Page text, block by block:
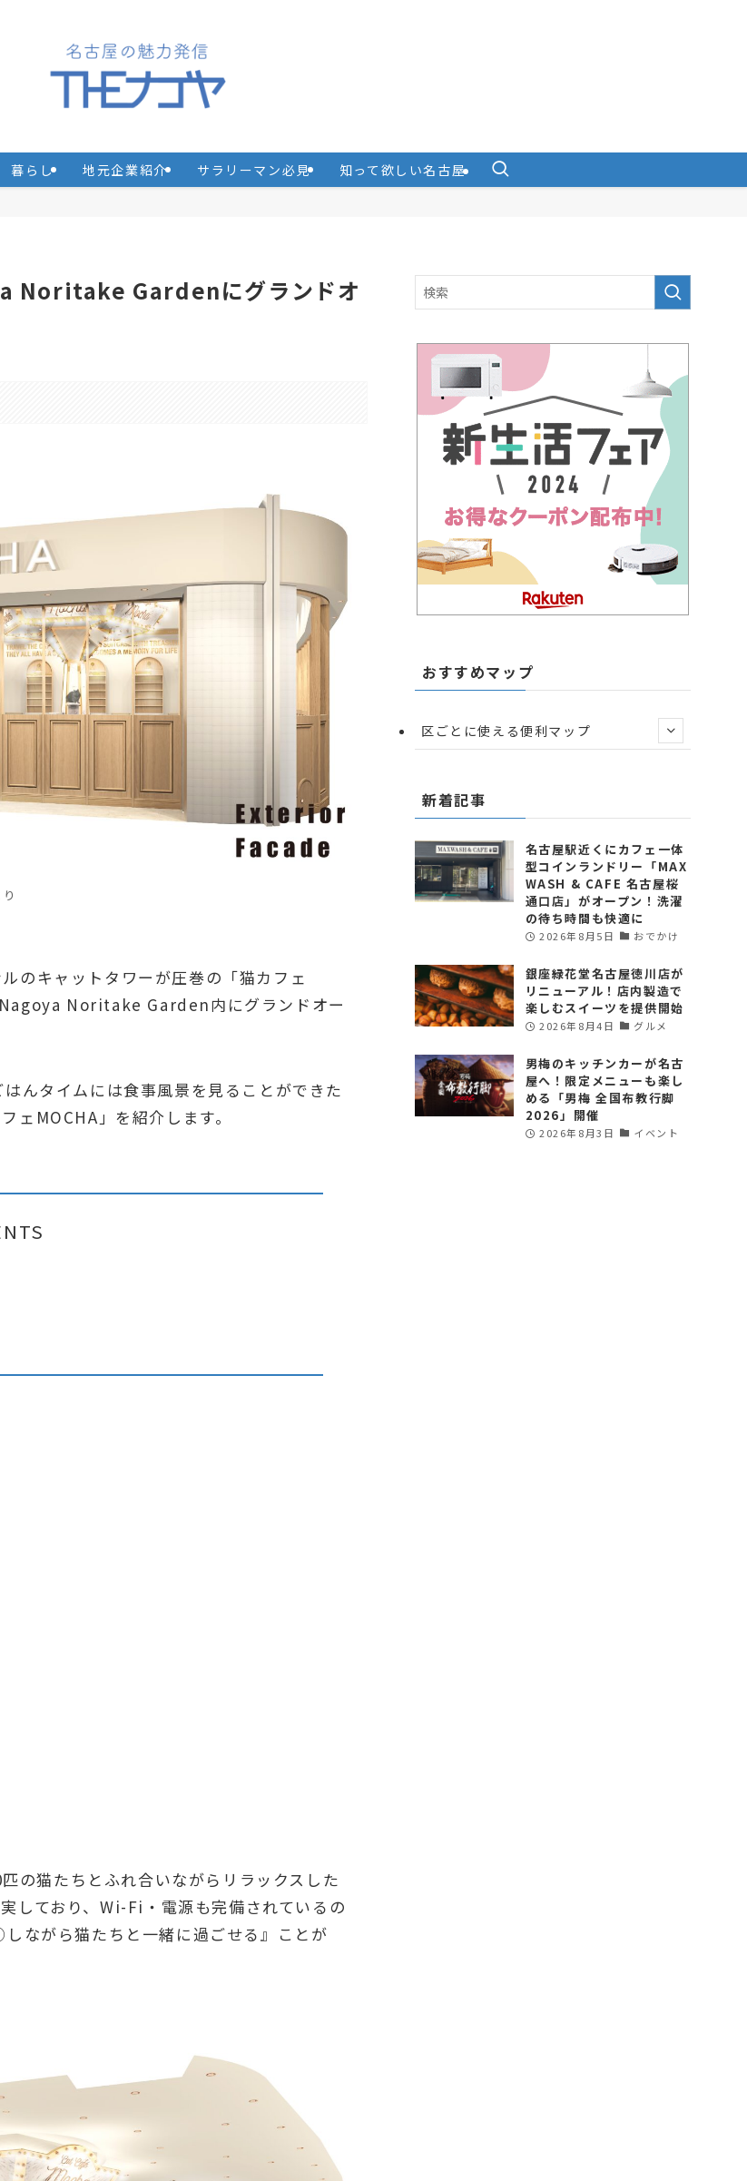
暮らし 地元企業紹介 サラリーマン必見 知って欲しい名古屋
Noritake Gardenにグランドオ
のキャットタワーが圧巻の「猫カフェ
Noritake Garden内にグランドオー
んタイムには食事風景を見ることができた
ェMOCHA」を紹介します。
の猫たちとふれ合いながらリラックスした
しており、Wi-Fi・電源も完備されているの
ながら猫たちと一緒に過ごせる』ことが
おすすめマップ
区ごとに使える便利マップ
新着記事
名古屋駅近くにカフェ一体
型コインランドリー「MAX
WASH & CAFE 名古屋桜
通口店」がオープン！洗濯
の待ち時間も快適に
2026年8月5日 おでかけ
銀座緑花堂名古屋徳川店が
リニューアル！店内製造で
楽しむスイーツを提供開始
2026年8月4日 グルメ
男梅のキッチンカーが名古
屋へ！限定メニューも楽し
める「男梅 全国布教行脚
2026」開催
2026年8月3日 イベント